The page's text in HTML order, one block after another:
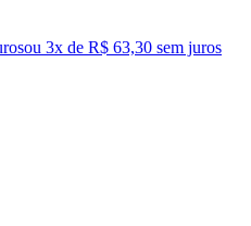
ou 3x de R$ 63,30 sem juros